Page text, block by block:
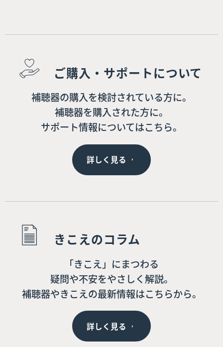
ご購入・サポートについて
補聴器の購入を検討されている方に。
補聴器を購入された方に。
サポート情報についてはこちら。
詳しく見る
きこえのコラム
「きこえ」にまつわる
疑問や不安をやさしく解説。
補聴器やきこえの最新情報はこちらから。
詳しく見る